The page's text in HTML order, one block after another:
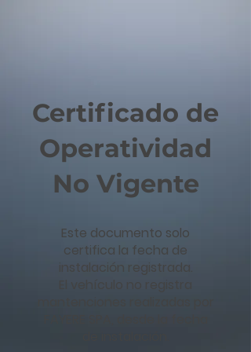
Certificado de
Operatividad
No Vigente
Este documento solo
certifica la fecha de
instalación registrada.
El vehículo no registra